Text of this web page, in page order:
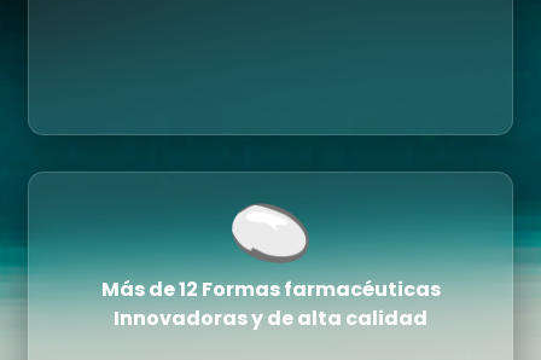
Más de 12 Formas farmacéuticas
Innovadoras y de alta calidad